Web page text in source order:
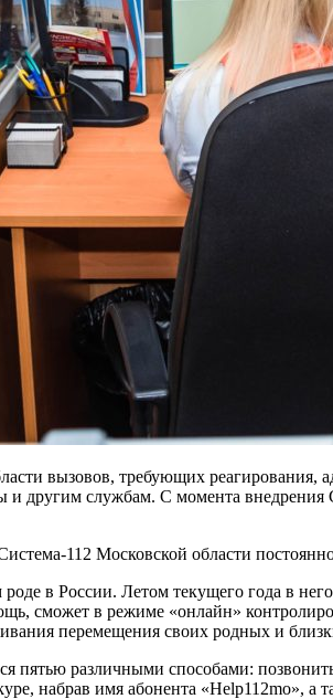
вызовов, требующих реагирования,
другим службам. С момента внедрения
112 Московской области
в России. Летом текущего года в
сможет в режиме «онлайн»
перемещения своих родных и
различными способами:
набрав имя абонента «Help112mo», а